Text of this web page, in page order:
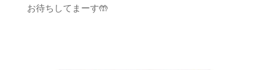
お待ちしてまーす🤲